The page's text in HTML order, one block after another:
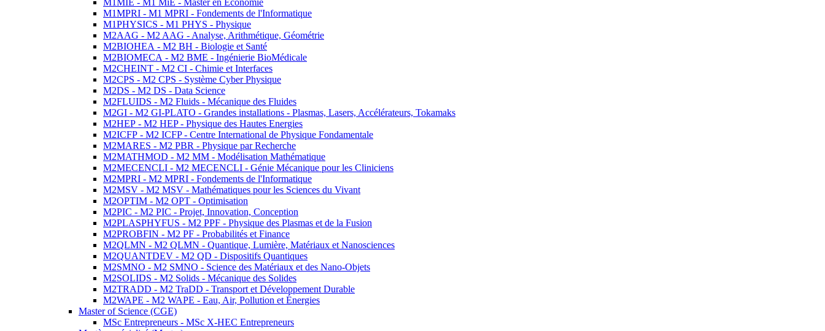
M1MIE - M1 MiE - Master en Economie
M1MPRI - M1 MPRI - Fondements de l'Informatique
M1PHYSICS - M1 PHYS - Physique
M2AAG - M2 AAG - Analyse, Arithmétique, Géométrie
M2BIOHEA - M2 BH - Biologie et Santé
M2BIOMECA - M2 BME - Ingénierie BioMédicale
M2CHEINT - M2 CI - Chimie et Interfaces
M2CPS - M2 CPS - Système Cyber Physique
M2DS - M2 DS - Data Science
M2FLUIDS - M2 Fluids - Mécanique des Fluides
M2GI - M2 GI-PLATO - Grandes installations - Plasmas, Lasers, Accélérateurs, Tokamaks
M2HEP - M2 HEP - Physique des Hautes Energies
M2ICFP - M2 ICFP - Centre International de Physique Fondamentale
M2MARES - M2 PBR - Physique par Recherche
M2MATHMOD - M2 MM - Modélisation Mathématique
M2MECENCLI - M2 MECENCLI - Génie Mécanique pour les Cliniciens
M2MPRI - M2 MPRI - Fondements de l'Informatique
M2MSV - M2 MSV - Mathématiques pour les Sciences du Vivant
M2OPTIM - M2 OPT - Optimisation
M2PIC - M2 PIC - Projet, Innovation, Conception
M2PLASPHYFUS - M2 PPF - Physique des Plasmas et de la Fusion
M2PROBFIN - M2 PF - Probabilités et Finance
M2QLMN - M2 QLMN - Quantique, Lumière, Matériaux et Nanosciences
M2QUANTDEV - M2 QD - Dispositifs Quantiques
M2SMNO - M2 SMNO - Science des Matériaux et des Nano-Objets
M2SOLIDS - M2 Solids - Mécanique des Solides
M2TRADD - M2 TraDD - Transport et Développement Durable
M2WAPE - M2 WAPE - Eau, Air, Pollution et Énergies
Master of Science (CGE)
MSc Entrepreneurs - MSc X-HEC Entrepreneurs